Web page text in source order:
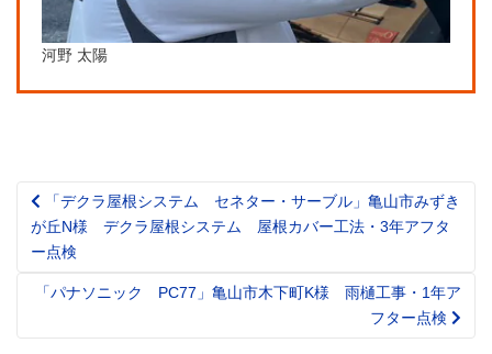
河野 太陽
Post
navigation
「デクラ屋根システム セネター・サーブル」亀山市みずき
が丘N様 デクラ屋根システム 屋根カバー工法・3年アフタ
ー点検
「パナソニック PC77」亀山市木下町K様 雨樋工事・1年ア
フター点検